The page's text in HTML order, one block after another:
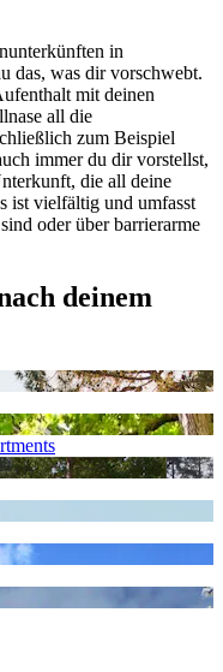
in
das, was dir vorschwebt.
mit deinen
all die
zum Beispiel
immer du dir vorstellst,
die all deine
ist vielfältig und umfasst
oder über barrierarme
deinem